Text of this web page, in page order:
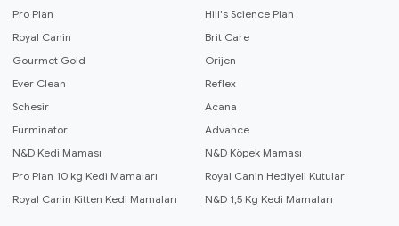
Pro Plan
Hill's Science Plan
Royal Canin
Brit Care
Gourmet Gold
Orijen
Ever Clean
Reflex
Schesir
Acana
Furminator
Advance
N&D Kedi Maması
N&D Köpek Maması
Pro Plan 10 kg Kedi Mamaları
Royal Canin Hediyeli Kutular
Royal Canin Kitten Kedi Mamaları
N&D 1,5 Kg Kedi Mamaları